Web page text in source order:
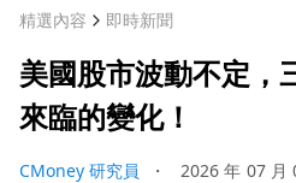
精選內容 即時新聞
美國股市波動不定，
來臨的變化！
CMoney 研究員 ・ 2026 年 07 月